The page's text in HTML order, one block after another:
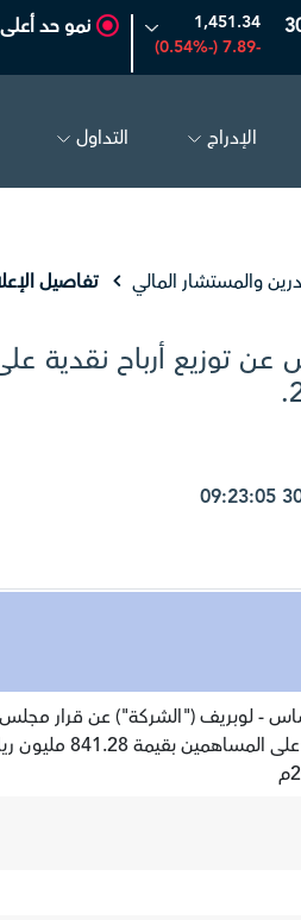
1,451.34
-7.89 (-0.54%)
نمو حد أعلى
الإدراج التداول
والمستشار المالي تفاصيل
توزيع أرباح نقدية
- لوبريف ("الشركة") عن قرار مجلس
الشركة بالموافقة على توزيع أرباح نقدية على المساهمين